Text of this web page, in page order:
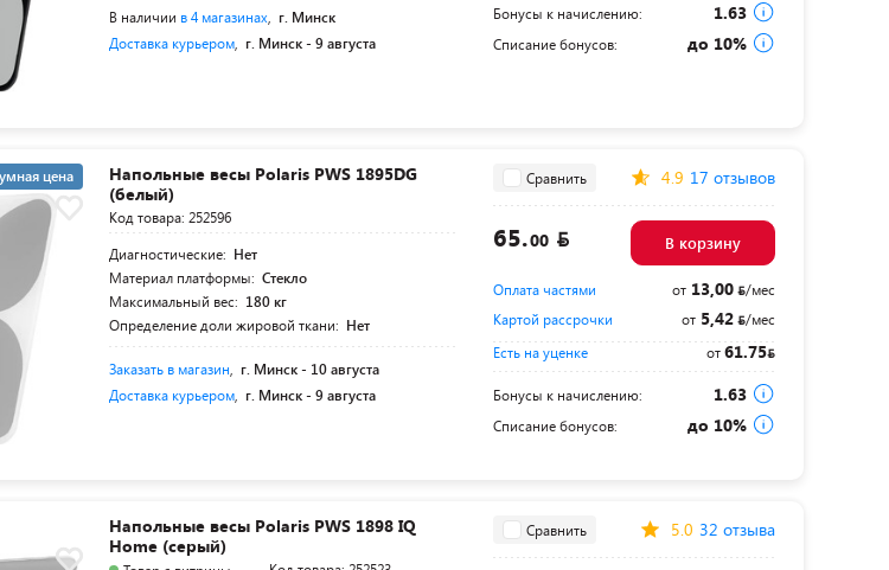
В наличии в 4 магазинах г. Минск
Доставка курьером г. Минск -9 августа
Бонусы к начислению: 1.63
Списание бонусов: до 10%
цена
Напольные весы Polaris PWS 1895DG
(белый)
Код товара: 252596
Диагностические: Нет
Материал платформы: Стекло
Максимальный вес: 180 кг
Определение доли жировой ткани: Нет
Заказать в магазин г. Минск - 10 августа
Доставка курьером г. Минск -9 августа
Сравнить 4.9 17 отзывов
65.00 В корзину
Оплата частями от13,00
/мес
Картой рассрочки
от5,42
/мес
Есть на уценке
от61.75
Бонусы к начислению: 1.63
Списание бонусов: до 10%
Напольные весы Polaris PWS 1898 IQ
Home (серый)
Сравнить 5.0 32 отзыва